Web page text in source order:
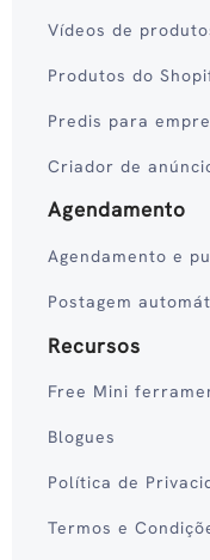
Vídeos de
Produtos do
Predis para
Criador de
Agendamento
Agendamento e
Postagem
Recursos
Free Mini
Blogues
Política de
Termos e